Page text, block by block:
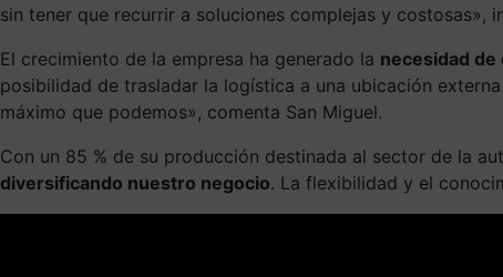
sin tener que recurrir a soluciones complejas y costosas»,
El crecimiento de la empresa ha generado la necesidad de
posibilidad de trasladar la logística a una ubicación
máximo que podemos», comenta San Miguel.
Con un 85 % de su producción destinada al sector de la
diversificando nuestro negocio. La flexibilidad y el